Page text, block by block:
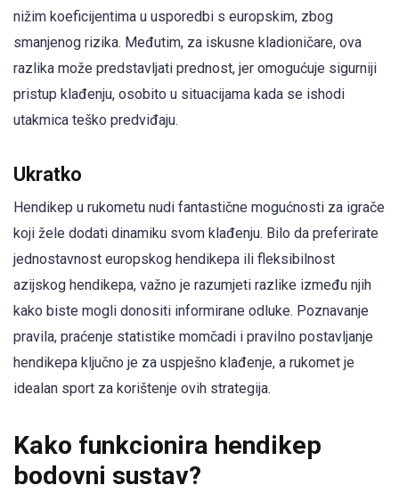
nižim koeficijentima u usporedbi s europskim, zbog
smanjenog rizika. Međutim, za iskusne kladioničare, ova
razlika može predstavljati prednost, jer omogućuje sigurniji
pristup klađenju, osobito u situacijama kada se ishodi
utakmica teško predviđaju.
Ukratko
Hendikep u rukometu nudi fantastične mogućnosti za igrače
koji žele dodati dinamiku svom klađenju. Bilo da preferirate
jednostavnost europskog hendikepa ili fleksibilnost
azijskog hendikepa, važno je razumjeti razlike između njih
kako biste mogli donositi informirane odluke. Poznavanje
pravila, praćenje statistike momčadi i pravilno postavljanje
hendikepa ključno je za uspješno klađenje, a rukomet je
idealan sport za korištenje ovih strategija.
Kako funkcionira hendikep
bodovni sustav?